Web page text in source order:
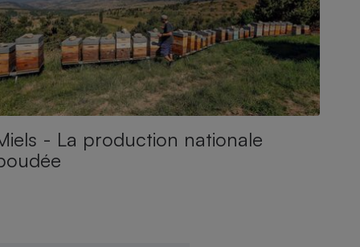
- La production nationale